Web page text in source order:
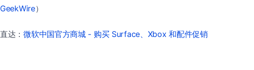
GeekWire）
直达：微软中国官方商城 - 购买 Surface、Xbox 和配件促销